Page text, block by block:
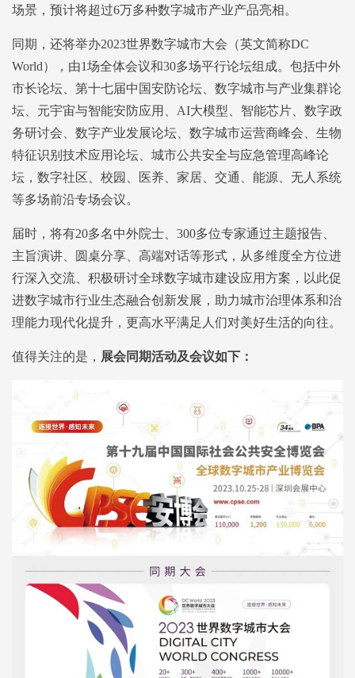
场景，预计将超过6万多种数字城市产业产品亮相。
同期，还将举办2023世界数字城市大会（英文简称DC
World），由1场全体会议和30多场平行论坛组成。包括中外
市长论坛、第十七届中国安防论坛、数字城市与产业集群论
坛、元宇宙与智能安防应用、AI大模型、智能芯片、数字政
务研讨会、数字产业发展论坛、数字城市运营商峰会、生物
特征识别技术应用论坛、城市公共安全与应急管理高峰论
坛，数字社区、校园、医养、家居、交通、能源、无人系统
等多场前沿专场会议。
届时，将有20多名中外院士、300多位专家通过主题报告、
主旨演讲、圆桌分享、高端对话等形式，从多维度全方位进
行深入交流、积极研讨全球数字城市建设应用方案，以此促
进数字城市行业生态融合创新发展，助力城市治理体系和治
理能力现代化提升，更高水平满足人们对美好生活的向往。
值得关注的是， 展会同期活动及会议如下：